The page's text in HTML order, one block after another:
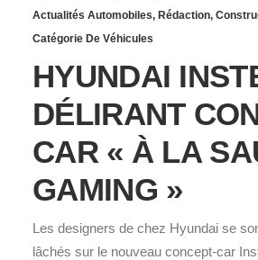
Actualités Automobiles, Rédaction,
Catégorie De Véhicules
HYUNDAI
DÉLIRANT
CAR « À LA
GAMING »
Les designers de chez Hyundai se
lâchés sur le nouveau concept-car